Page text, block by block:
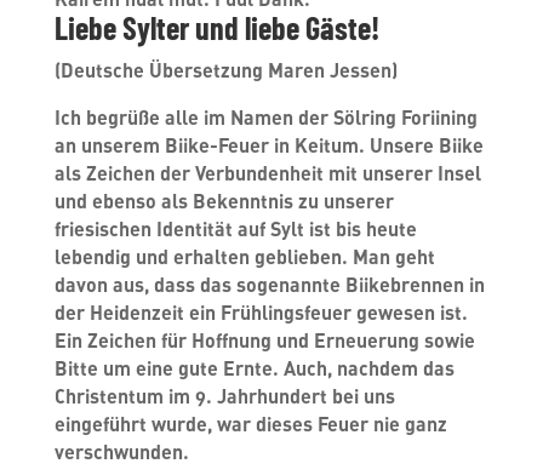
Liebe Sylter und liebe Gäste!
(Deutsche Übersetzung Maren Jessen)
Ich begrüße alle im Namen der Sölring Foriining
an unserem Biike-Feuer in Keitum. Unsere Biike
als Zeichen der Verbundenheit mit unserer Insel
und ebenso als Bekenntnis zu unserer
friesischen Identität auf Sylt ist bis heute
lebendig und erhalten geblieben. Man geht
davon aus, dass das sogenannte Biikebrennen in
der Heidenzeit ein Frühlingsfeuer gewesen ist.
Ein Zeichen für Hoffnung und Erneuerung sowie
Bitte um eine gute Ernte. Auch, nachdem das
Christentum im 9. Jahrhundert bei uns
eingeführt wurde, war dieses Feuer nie ganz
verschwunden.